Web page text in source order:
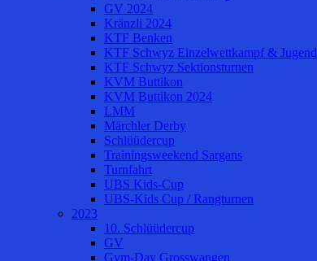
GV 2024
Kränzli 2024
KTF Benken
KTF Schwyz Einzelwettkampf & Jugend
KTF Schwyz Sektionsturnen
KVM Buttikon
KVM Buttikon 2024
LMM
Märchler Derby
Schlüüdercup
Trainingsweekend Sargans
Turnfahrt
UBS Kids-Cup
UBS-Kids Cup / Rangturnen
2023
10. Schlüüdercup
GV
Gym-Day Grosswangen